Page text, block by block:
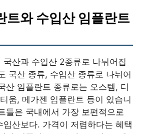
트와 수입산 임플란트
국산과 수입산 2종류로 나뉘어집
국산 종류, 수입산 종류로 나뉘어
산 임플란트 종류로는 오스템, 디
움, 메가젠 임플란트 등이 있습니
들은 국내에서 가장 보편적으로
입산보다. 가격이 저렴하다는 혜택